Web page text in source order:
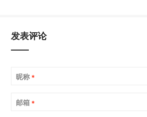
发表评论
昵称 *
邮箱 *